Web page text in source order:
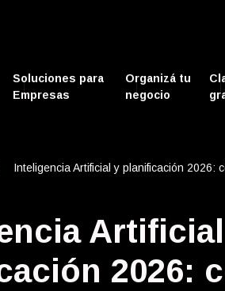
Soluciones para
Empresas
Organizá tu
negocio
Inteligencia Artificial y planificación 2026:
2026: